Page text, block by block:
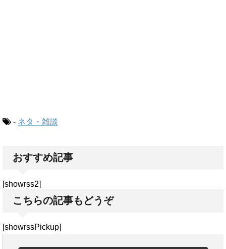
- ネタ・雑談
おすすめ記事
[showrss2]
こちらの記事もどうぞ
[showrssPickup]